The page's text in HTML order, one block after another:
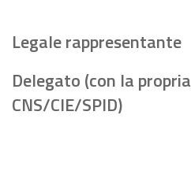
Legale rappresentante
Delegato (con la propria
CNS/CIE/SPID)